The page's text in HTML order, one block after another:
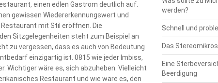
einen edlen Gastrom deutlich auf.
gewissen Wiedererkennungswert und
Restaurant mit Stil eröffnen. Die
Sitzgelegenheiten steht zum Beispiel an
zu vergessen, dass es auch von Bedeutung
einzigartig ist. 0815 wie jeder Imbiss,
Wichtiger wäre es, sich abzuheben. Vielleicht
Restaurant und wie wäre es, den
werden?
Schnell und
Das
Eine
Beerdigung